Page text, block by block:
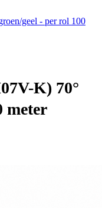
geel - per rol 100
K) 70°
meter